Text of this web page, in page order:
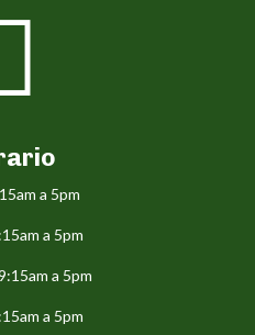
a 5pm
a 5pm
a 5pm
a 5pm